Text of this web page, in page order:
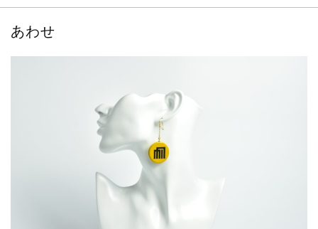
あわせ